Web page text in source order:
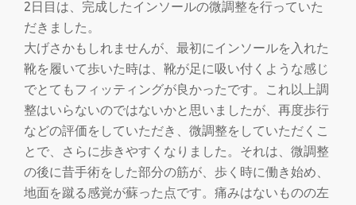
2日目は、完成したインソールの微調整を行っていた
だきました。
大げさかもしれませんが、最初にインソールを入れた
靴を履いて歩いた時は、靴が足に吸い付くような感じ
でとてもフィッティングが良かったです。これ以上調
整はいらないのではないかと思いましたが、再度歩行
などの評価をしていただき、微調整をしていただくこ
とで、さらに歩きやすくなりました。それは、微調整
の後に昔手術をした部分の筋が、歩く時に働き始め、
地面を蹴る感覚が蘇った点です。痛みはないものの左